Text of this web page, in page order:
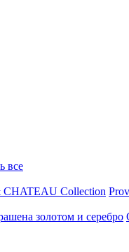
все
Collection
золотом и серебро